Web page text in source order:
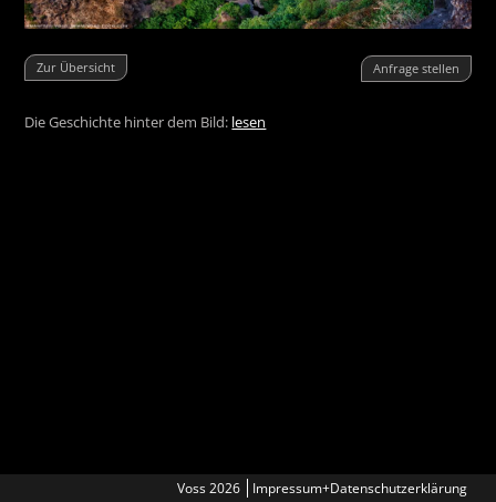
Zur Übersicht Anfrage stellen
Die Geschichte hinter dem Bild: lesen
Voss 2026 Impressum+Datenschutzerklärung